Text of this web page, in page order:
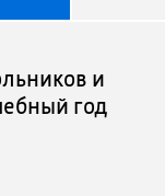
и
год